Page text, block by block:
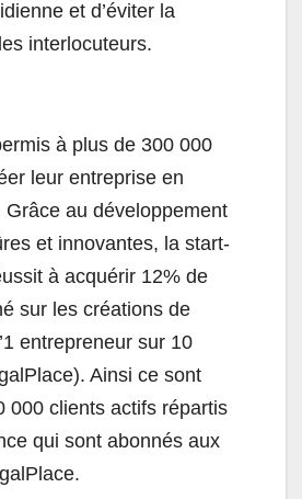
et d’éviter la
interlocuteurs.
à plus de 300 000
leur entreprise en
au développement
et innovantes, la start-
à acquérir 12% de
sur les créations de
entrepreneur sur 10
Ainsi ce sont
000 clients actifs répartis
qui sont abonnés aux